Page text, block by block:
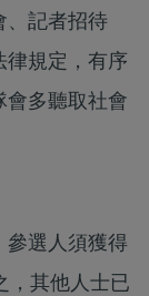
、記者招待
律規定，有序
會多聽取社會
參選人須獲得
，其他人士已